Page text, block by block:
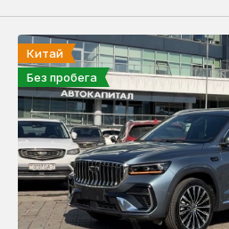
Китай
Без пробега